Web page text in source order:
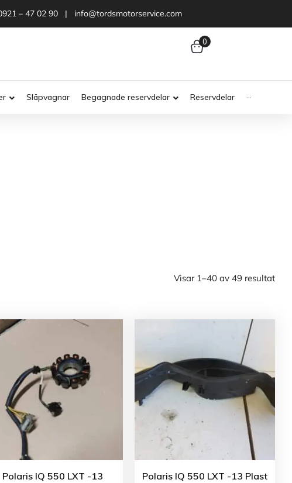
– 47 02 90 | info@tordsmotorservice.com
0
Släpvagnar Begagnade reservdelar Reservdelar ···
Visar 1–40 av 49 resultat
Polaris IQ 550 LXT -13
Polaris IQ 550 LXT -13 Plast